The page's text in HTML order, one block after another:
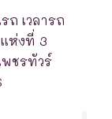
ถ เวลารถ
ห่งที่ 3
พชรทัวร์